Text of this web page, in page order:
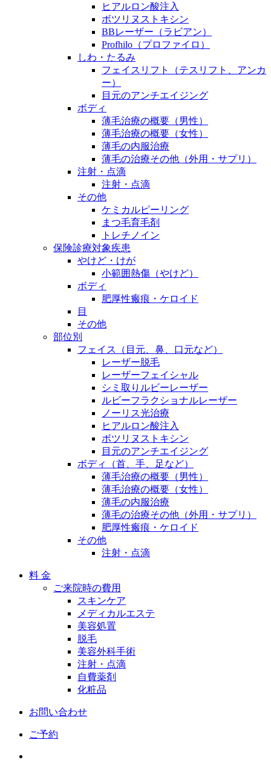
ヒアルロン酸注入
ボツリヌストキシン
BBレーザー（ラビアン）
Profhilo（プロファイロ）
しわ・たるみ
フェイスリフト（テスリフト、アンカ
ー）
目元のアンチエイジング
ボディ
薄毛治療の概要（男性）
薄毛治療の概要（女性）
薄毛の内服治療
薄毛の治療その他（外用・サプリ）
注射・点滴
注射・点滴
その他
ケミカルピーリング
まつ毛育毛剤
トレチノイン
保険診療対象疾患
やけど・けが
小範囲熱傷（やけど）
ボディ
肥厚性瘢痕・ケロイド
目
その他
部位別
フェイス（目元、鼻、口元など）
レーザー脱毛
レーザーフェイシャル
シミ取りルビーレーザー
ルビーフラクショナルレーザー
ノーリス光治療
ヒアルロン酸注入
ボツリヌストキシン
目元のアンチエイジング
ボディ（首、手、足など）
薄毛治療の概要（男性）
薄毛治療の概要（女性）
薄毛の内服治療
薄毛の治療その他（外用・サプリ）
肥厚性瘢痕・ケロイド
その他
注射・点滴
料 金
ご来院時の費用
スキンケア
メディカルエステ
美容処置
脱毛
美容外科手術
注射・点滴
自費薬剤
化粧品
お問い合わせ
ご予約